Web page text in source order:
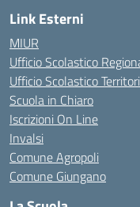
Link Esterni
MIUR
Ufficio Scolastico
Ufficio Scolastico
Scuola in Chiaro
Iscrizioni On Line
Invalsi
Comune Agropoli
Comune Giungano